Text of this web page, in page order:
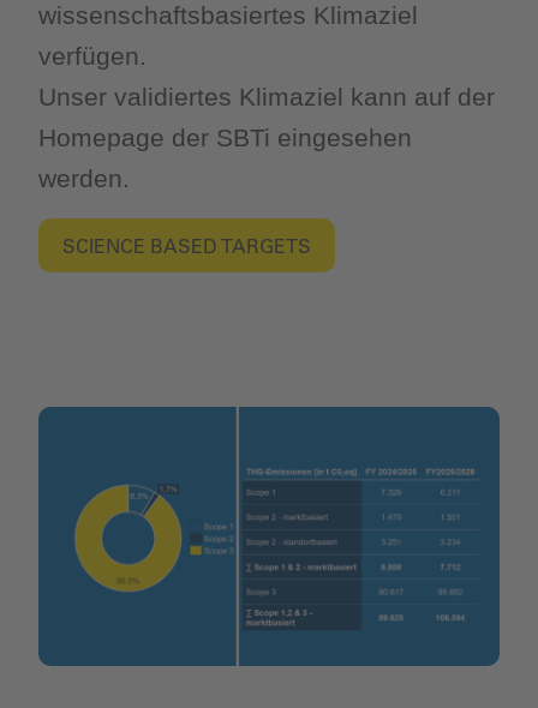
wissenschaftsbasiertes Klimaziel
verfügen.
Unser validiertes Klimaziel kann auf der
Homepage der SBTi eingesehen
werden.
SCIENCE BASED TARGETS